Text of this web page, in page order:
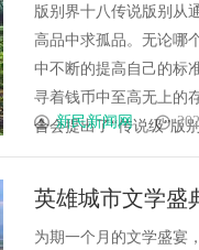
版别界十八传说版别从
高品中求孤品。无论哪
中不断的提高自己的标
寻着钱币中至高无上的
合会提出了“传说级”版
新民新闻网
英雄城市文学盛
闭幕
为期一个月的文学盛宴